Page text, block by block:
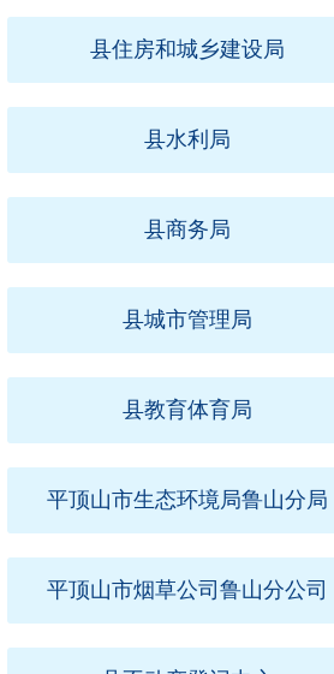
县住房和城乡建设局
县水利局
县商务局
县城市管理局
县教育体育局
平顶山市生态环境局鲁山分局
平顶山市烟草公司鲁山分公司